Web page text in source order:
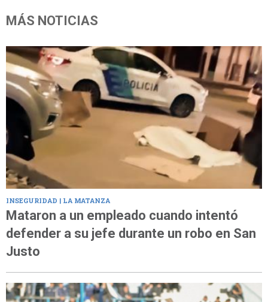
MÁS NOTICIAS
INSEGURIDAD | LA MATANZA
Mataron a un empleado cuando intentó
defender a su jefe durante un robo en San
Justo